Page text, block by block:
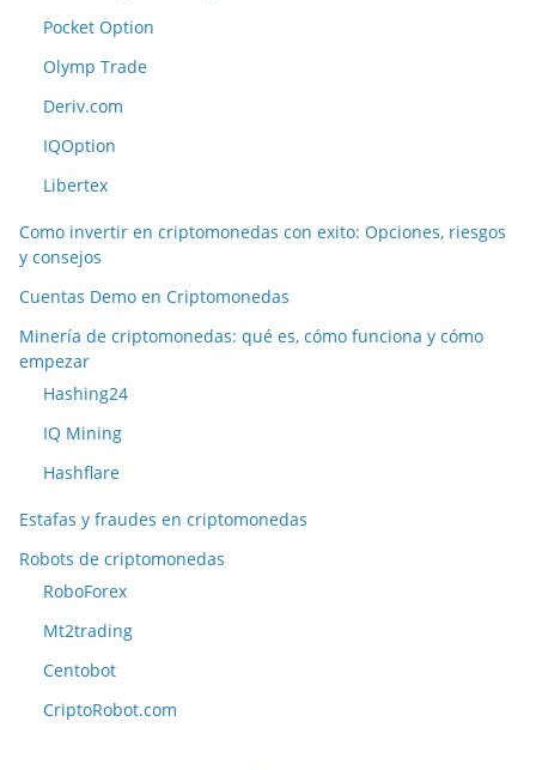
Pocket Option
Olymp Trade
Deriv.com
IQOption
Libertex
Como invertir en criptomonedas con exito: Opciones, riesgos
y consejos
Cuentas Demo en Criptomonedas
Minería de criptomonedas: qué es, cómo funciona y cómo
empezar
Hashing24
IQ Mining
Hashflare
Estafas y fraudes en criptomonedas
Robots de criptomonedas
RoboForex
Mt2trading
Centobot
CriptoRobot.com